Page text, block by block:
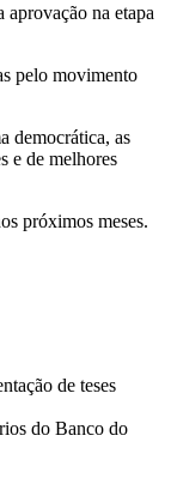
na etapa
pelo movimento
democrática, as
e de melhores
próximos meses.
de teses
do Banco do